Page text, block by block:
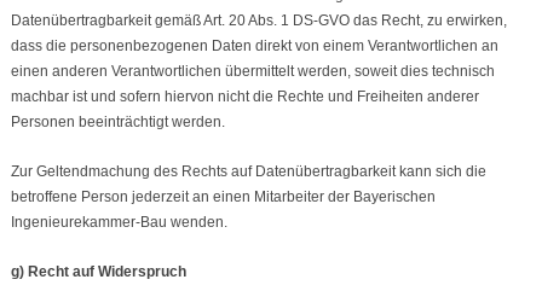
Datenübertragbarkeit gemäß Art. 20 Abs. 1 DS-GVO das Recht, zu erwirken,
dass die personenbezogenen Daten direkt von einem Verantwortlichen an
einen anderen Verantwortlichen übermittelt werden, soweit dies technisch
machbar ist und sofern hiervon nicht die Rechte und Freiheiten anderer
Personen beeinträchtigt werden.
Zur Geltendmachung des Rechts auf Datenübertragbarkeit kann sich die
betroffene Person jederzeit an einen Mitarbeiter der Bayerischen
Ingenieurekammer-Bau wenden.
g) Recht auf Widerspruch